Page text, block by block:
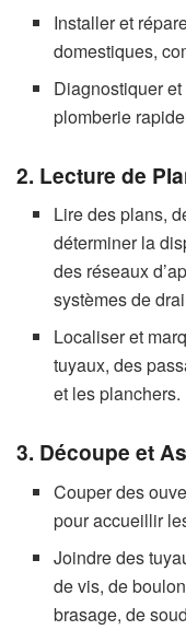
Installer et
domestiques,
Diagnostiquer
plomberie
2. Lecture de
Lire des plans,
déterminer la
des réseaux
systèmes de
Localiser et
tuyaux, des
et les planchers.
3. Découpe et
Couper des
pour accueillir
Joindre des
de vis, de
brasage, de